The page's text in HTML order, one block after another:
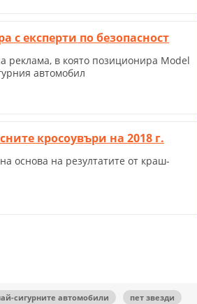
с експерти по безопасност
реклама, в която позиционира Model
автомобил
кросоувъри на 2018 г.
основа на резултатите от краш-
сигурните автомобили
пет звезди